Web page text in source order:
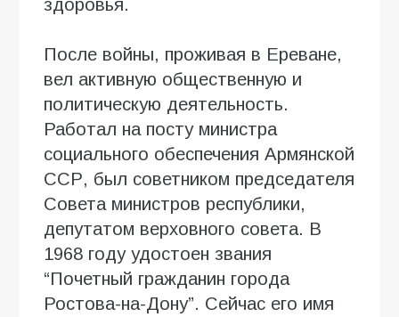
здоровья.
После войны, проживая в Ереване,
вел активную общественную и
политическую деятельность.
Работал на посту министра
социального обеспечения Армянской
ССР, был советником председателя
Совета министров республики,
депутатом верховного совета. В
1968 году удостоен звания
“Почетный гражданин города
Ростова-на-Дону”. Сейчас его имя